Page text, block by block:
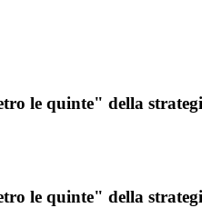
le quinte" della
le quinte" della